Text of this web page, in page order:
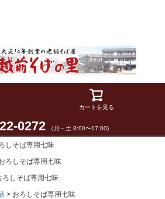
カートを見る
0272 （月～土 8:00〜17:00)
しそば専用七味
ろしそば専用七味
ろしそば専用七味
おろしそば専用七味